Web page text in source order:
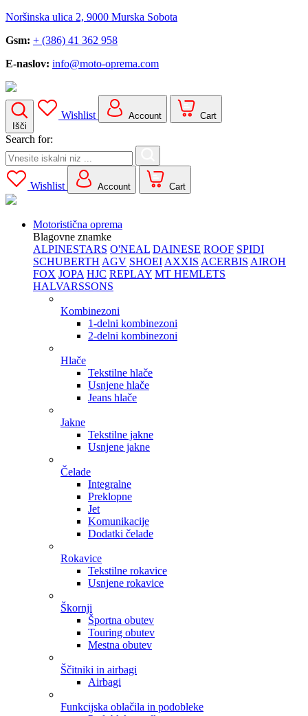
Noršinska ulica 2, 9000 Murska Sobota
Gsm: + (386) 41 362 958
E-naslov: info@moto-oprema.com
Išči
Wishlist Account Cart
Search for:
Wishlist Account Cart
Motoristična oprema
Blagovne znamke
ALPINESTARS O'NEAL DAINESE ROOF SPIDI
SCHUBERTH AGV SHOEI AXXIS ACERBIS AIROH
FOX JOPA HJC REPLAY MT HEMLETS
HALVARSSONS
Kombinezoni
1-delni kombinezoni
2-delni kombinezoni
Hlače
Tekstilne hlače
Usnjene hlače
Jeans hlače
Jakne
Tekstilne jakne
Usnjene jakne
Čelade
Integralne
Preklopne
Jet
Komunikacije
Dodatki čelade
Rokavice
Tekstilne rokavice
Usnjene rokavice
Škornji
Športna obutev
Touring obutev
Mestna obutev
Ščitniki in airbagi
Airbagi
Funkcijska oblačila in podobleke